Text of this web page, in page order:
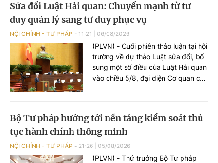
Sửa đổi Luật Hải quan: Chuyển mạnh từ tư
duy quản lý sang tư duy phục vụ
NỘI CHÍNH - TƯ PHÁP 11:21 06/08/2026
(PLVN) - Cuối phiên thảo luận tại hội
trường về dự thảo Luật sửa đổi, bổ
sung một số điều của Luật Hải quan
vào chiều 5/8, đại diện Cơ quan chủ
thiện dự thảo Luật theo hướng xây
dựng Hải quan số, Hải quan thông
minh, chuyển mạnh từ tư duy quản
Bộ Tư pháp hướng tới nền tảng kiểm soát thủ
tục hành chính thông minh
NỘI CHÍNH - TƯ PHÁP 21:26 05/08/2026
(PLVN) - Thứ trưởng Bộ Tư pháp